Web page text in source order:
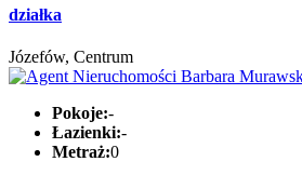
działka
Józefów, Centrum
Pokoje:-
Łazienki:-
Metraż:0